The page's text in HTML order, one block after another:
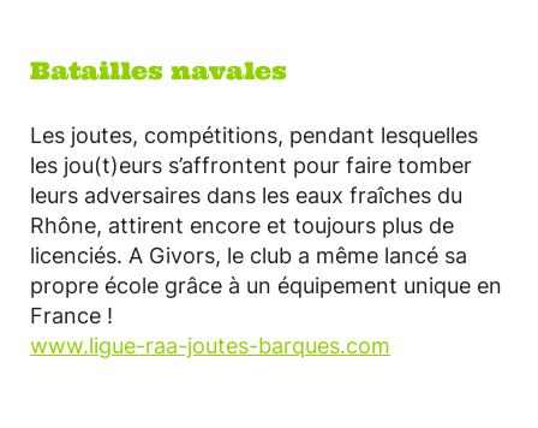
Batailles navales
Les joutes, compétitions, pendant lesquelles
les jou(t)eurs s’affrontent pour faire tomber
leurs adversaires dans les eaux fraîches du
Rhône, attirent encore et toujours plus de
licenciés. A Givors, le club a même lancé sa
propre école grâce à un équipement unique en
France !
www.ligue-raa-joutes-barques.com